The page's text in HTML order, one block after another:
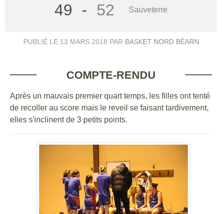
49 - 52 Sauveterre
PUBLIÉ LE 13 MARS 2018 PAR BASKET NORD BÉARN
COMPTE-RENDU
Après un mauvais premier quart temps, les filles ont tenté
de recoller au score mais le reveil se faisant tardivement,
elles s'inclinent de 3 petits points.